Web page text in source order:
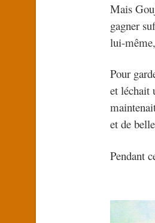
Mais
gagner
lui-
Pour
et léchait
et de
Pendant